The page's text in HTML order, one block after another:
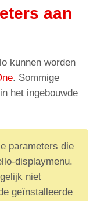
aan
kunnen worden
. Sommige
het ingebouwde
parameters die
displaymenu.
niet
geïnstalleerde